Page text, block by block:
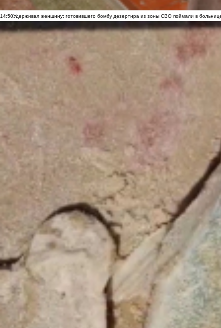
14:50Удерживал женщину: готовившего бомбу дезертира из зоны СВО поймали в